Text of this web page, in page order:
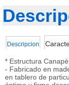
Descripcion
* Estructura
- Fabricado en
en tablero de